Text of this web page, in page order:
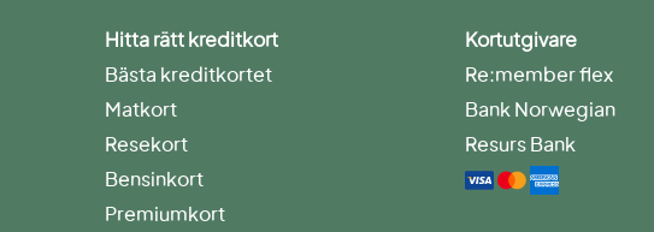
Hitta rätt kreditkort
Bästa kreditkortet
Matkort
Resekort
Bensinkort
Premiumkort
Kortutgivare
Re:member flex
Bank Norwegian
Resurs Bank